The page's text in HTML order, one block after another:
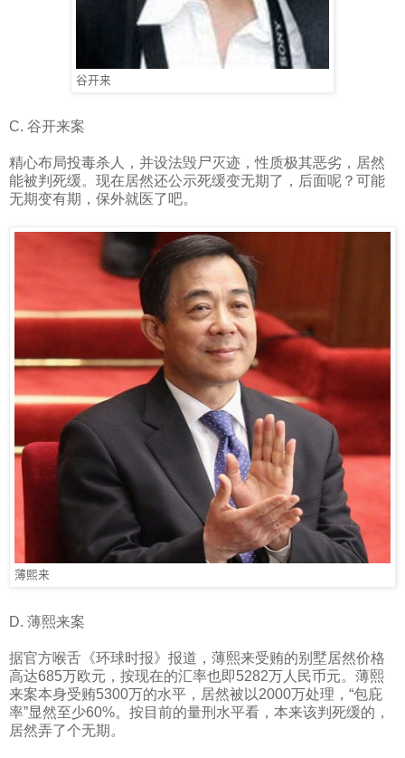
谷开来
C. 谷开来案
精心布局投毒杀人，并设法毁尸灭迹，性质极其恶劣，居然
能被判死缓。现在居然还公示死缓变无期了，后面呢？可能
无期变有期，保外就医了吧。
薄熙来
D. 薄熙来案
据官方喉舌《环球时报》报道，薄熙来受贿的别墅居然价格
高达685万欧元，按现在的汇率也即5282万人民币元。薄熙
来案本身受贿5300万的水平，居然被以2000万处理，“包庇
率”显然至少60%。按目前的量刑水平看，本来该判死缓的，
居然弄了个无期。